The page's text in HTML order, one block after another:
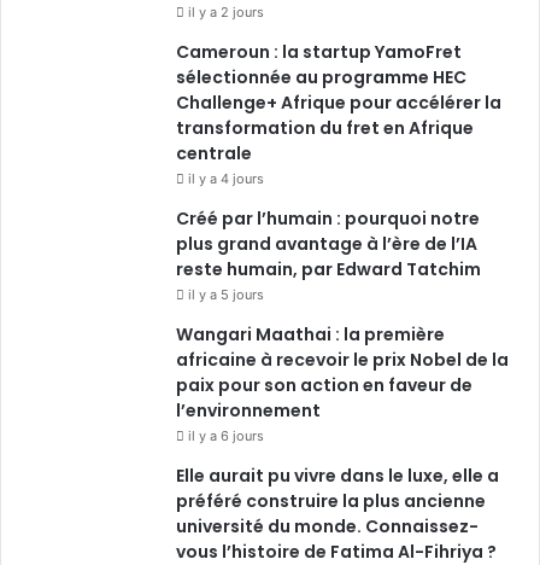
il y a 2 jours
Cameroun : la startup YamoFret
sélectionnée au programme HEC
Challenge+ Afrique pour accélérer la
transformation du fret en Afrique
centrale
il y a 4 jours
Créé par l’humain : pourquoi notre
plus grand avantage à l’ère de l’IA
reste humain, par Edward Tatchim
il y a 5 jours
Wangari Maathai : la première
africaine à recevoir le prix Nobel de la
paix pour son action en faveur de
l’environnement
il y a 6 jours
Elle aurait pu vivre dans le luxe, elle a
préféré construire la plus ancienne
université du monde. Connaissez-
vous l’histoire de Fatima Al-Fihriya ?